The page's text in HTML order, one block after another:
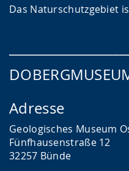
Das Naturschutzgebiet
Adresse
Geologisches Museum
Fünfhausenstraße 12
32257 Bünde